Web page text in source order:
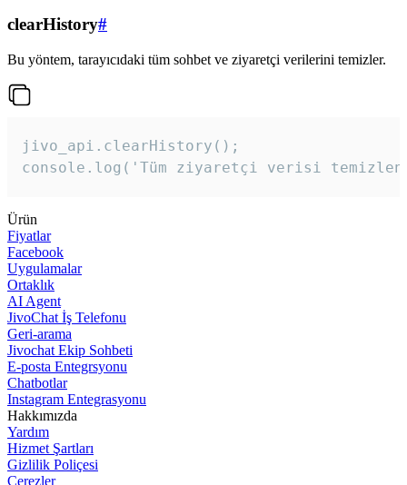
clearHistory#
Bu yöntem, tarayıcıdaki tüm sohbet ve ziyaretçi verilerini temizler.
jivo_api.clearHistory();
console.log('Tüm ziyaretçi verisi
Ürün
Fiyatlar
Facebook
Uygulamalar
Ortaklık
AI Agent
JivoChat İş Telefonu
Geri-arama
Jivochat Ekip Sohbeti
E-posta Entegrsyonu
Chatbotlar
Instagram Entegrasyonu
Hakkımızda
Yardım
Hizmet Şartları
Gizlilik Poliçesi
Çerezler